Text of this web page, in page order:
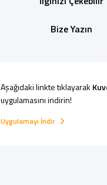
Bize Yazın
Aşağıdaki linkte tıklayarak
uygulamasını indirin!
Uygulamayı İndir